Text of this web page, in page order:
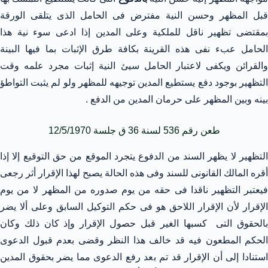
قبل المظهر وحسن النية مفترض فى الحامل الذى يتلقى الورقة
بمقتضى تظهير ناقل للملكية وعلى المدين إذا ادعى سوء نية هذا
الحامل عبء نفى هذه القرينة بكافة طرق الإثبات بما فيها البينة
والقرائن ويكفى لاعتبار الحامل سيئ النية إثبات مجرد علمه وقت
التظهير بوجود دفع يستطيع المدين توجيهه للمظهر ولو لم يثبت التواطؤ
بينه وبين المظهر على حرمان المدين من الدفع .
طعن رقم 536 لسنة 36 ق جلسة 12/5/1970
التظهير لا يظهر السند من الدفوع يتجرد الموقع من حق التوقيع إلا إذا
أقره المالك القانونى للسند وفى هذه الحالة يصبح لهذا الإقرار أثر رجعى
فيعتبر التظهير ناقدا فى حقه من يوم صدوره من المظهر لا من يوم
الإقرار لأن الإقرار اللاحق هو فى حكم التوكيل السابق وعلى ألا يضر
بالحقوق التى كسبها الغير قبل حصول الإقرار وإذ كان ذلك وكان
الحكم المطعون فيه قد خالف هذا النظر وقضى بعدم قبول الدعوى
استنادا إلى أن الإقرار قد تم بعد رفع الدعوى مما يضر بحقوق المدين